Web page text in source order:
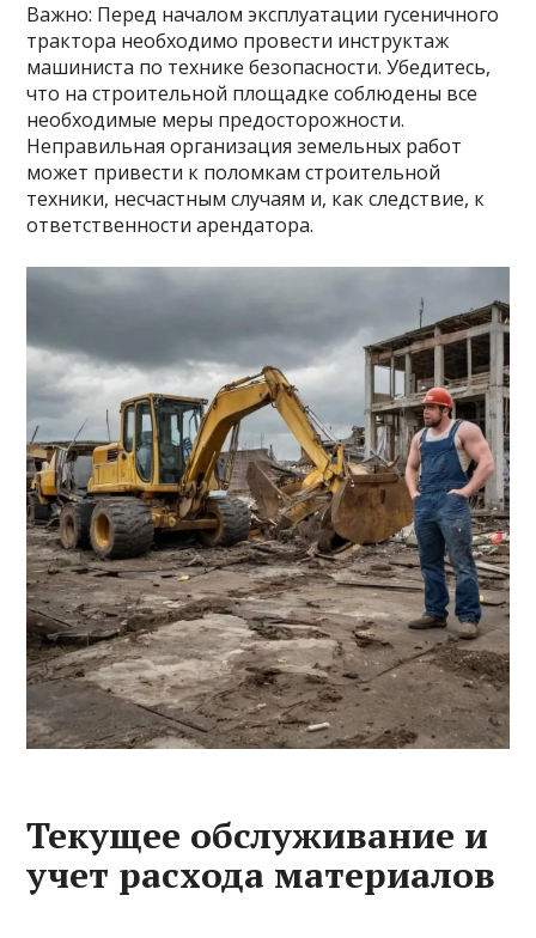
Важно: Перед началом эксплуатации гусеничного
трактора необходимо провести инструктаж
машиниста по технике безопасности. Убедитесь,
что на строительной площадке соблюдены все
необходимые меры предосторожности.
Неправильная организация земельных работ
может привести к поломкам строительной
техники, несчастным случаям и, как следствие, к
ответственности арендатора.
Текущее обслуживание и
учет расхода материалов